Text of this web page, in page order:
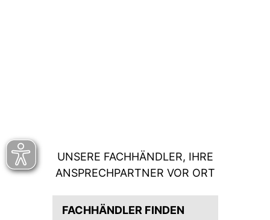
UNSERE FACHHÄNDLER, IHRE
ANSPRECHPARTNER VOR ORT
FACHHÄNDLER FINDEN